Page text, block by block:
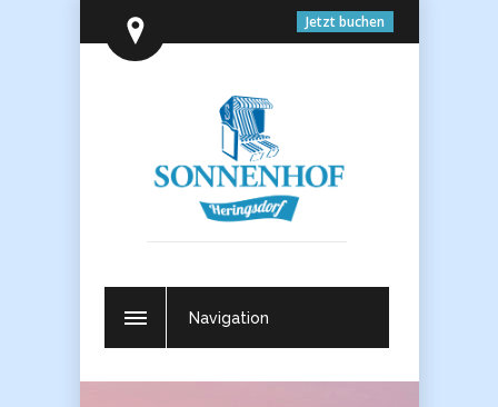
Jetzt buchen
Navigation